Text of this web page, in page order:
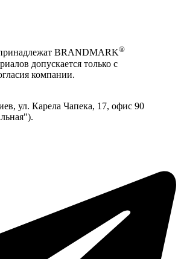
BRANDMARK®
допускается только с
компании.
ул. Карела Чапека, 17, офис 90